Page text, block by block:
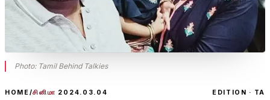
Photo: Tamil Behind Talkies
HOME/சினிமா 2024.03.04 EDITION · TA